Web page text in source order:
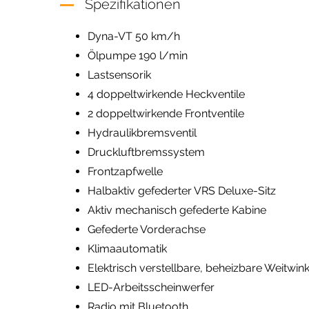
Spezifikationen
Dyna-VT 50 km/h
Ölpumpe 190 l/min
Lastsensorik
4 doppeltwirkende Heckventile
2 doppeltwirkende Frontventile
Hydraulikbremsventil
Druckluftbremssystem
Frontzapfwelle
Halbaktiv gefederter VRS Deluxe-Sitz
Aktiv mechanisch gefederte Kabine
Gefederte Vorderachse
Klimaautomatik
Elektrisch verstellbare, beheizbare
LED-Arbeitsscheinwerfer